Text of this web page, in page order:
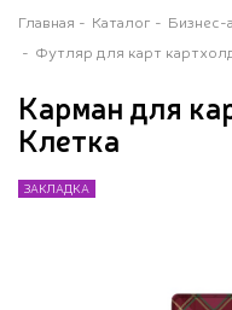
Главная Каталог Бизнес-
Футляр для карт
Карман для
Клетка
ЗАКЛАДКА
ЗАКЛАДКА